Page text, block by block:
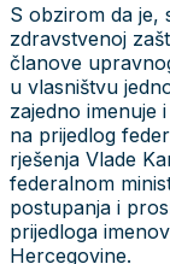
S obzirom da je,
zdravstvenoj
članove
u vlasništvu
zajedno imenuje
na prijedlog
rješenja Vlade
federalnom
postupanja i
prijedloga
Hercegovine.